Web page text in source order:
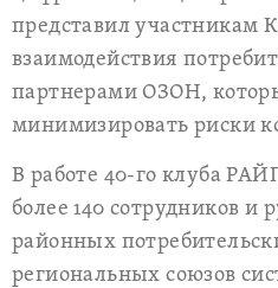
представил участникам
взаимодействия
партнерами ОЗОН,
минимизировать риски
В работе 40-го клуба
более 140 сотрудников и
районных
региональных союзов